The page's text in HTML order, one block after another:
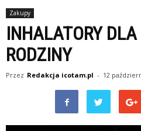
Zakupy
INHALATORY
RODZINY
Przez Redakcja icotam.pl - 12